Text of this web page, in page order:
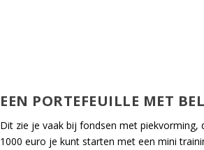
EEN PORTEFEUILLE MET
Dit zie je vaak bij fondsen met piekvorming,
1000 euro je kunt starten met een mini